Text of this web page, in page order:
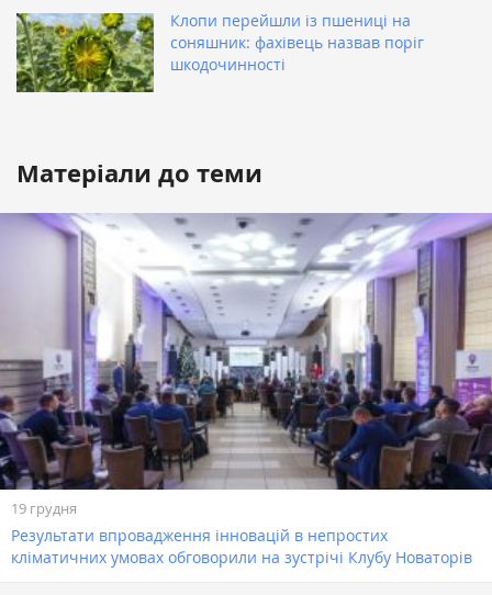
Клопи перейшли із пшениці на
соняшник: фахівець назвав поріг
шкодочинності
Матеріали до теми
19 грудня
Результати впровадження інновацій в непростих
кліматичних умовах обговорили на зустрічі Клубу Новаторів